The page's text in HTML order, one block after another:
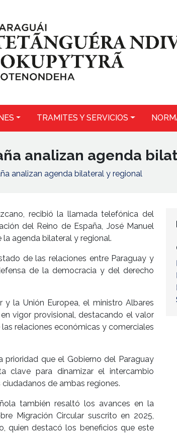
TRAMITES Y SERVICIOS
analizan agenda
analizan agenda bilateral y regional
recibió la llamada telefónica del
del Reino de España, José Manuel
agenda bilateral y regional.
de las relaciones entre Paraguay y
de la democracia y del derecho
la Unión Europea, el ministro Albares
vigor provisional, destacando el valor
relaciones económicas y comerciales
prioridad que el Gobierno del Paraguay
clave para dinamizar el intercambio
de ambas regiones.
también resaltó los avances en la
Migración Circular suscrito en 2025,
quien destacó los beneficios que este